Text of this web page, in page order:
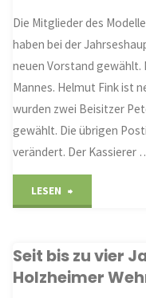
Die Mitglieder des
haben bei der
neuen Vorstand gewählt.
Mannes. Helmut Fink ist
wurden zwei Beisitzer
gewählt. Die übrigen
verändert. Der Kassierer
LESEN
einen
Seit bis zu vier
Holzheimer